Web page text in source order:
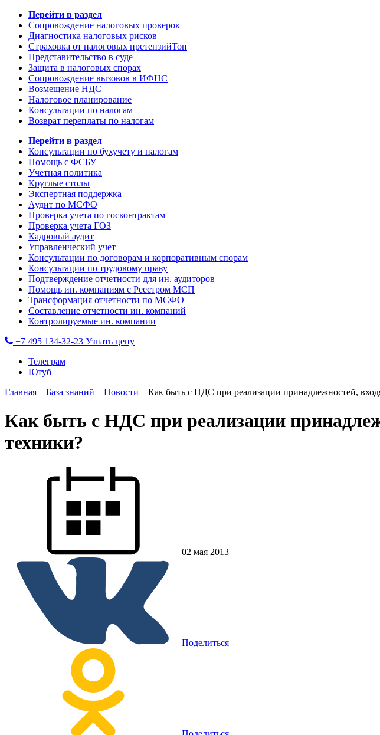
Перейти в раздел
Сопровождение налоговых проверок
Диагностика налоговых рисков
Страховка от налоговых претензийТоп
Представительство в суде
Защита в налоговых спорах
Сопровождение вызовов в ИФНС
Возмещение НДС
Налоговое планирование
Консультации по налогам
Возврат переплаты по налогам
Перейти в раздел
Консультации по бухучету и налогам
Помощь с ФСБУ
Учетная политика
Круглые столы
Экспертная поддержка
Аудит по МСФО
Проверка учета по госконтрактам
Проверка учета ГОЗ
Кадровый аудит
Управленческий учет
Консультации по договорам и корпоративным спорам
Консультации по трудовому праву
Подтверждение отчетности для ин. аудиторов
Помощь ин. компаниям с Реестром МСП
Трансформация отчетности по МСФО
Составление отчетности ин. компаний
Контролируемые ин. компании
+7 495 134-32-23 Узнать цену
Телеграм
Ютуб
Главная—База знаний—Новости—Как быть с НДС при реализации принадлежностей,
Как быть с НДС при реализации
техники?
02 мая 2013
Поделиться